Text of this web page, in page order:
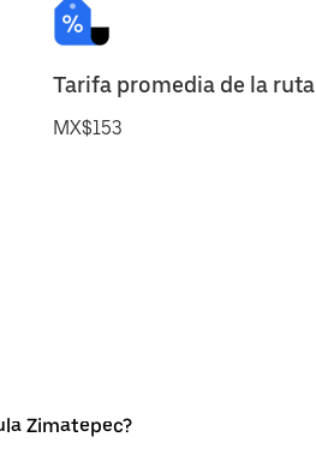
Tarifa promedia de la ruta
MX$153
Zimatepec?